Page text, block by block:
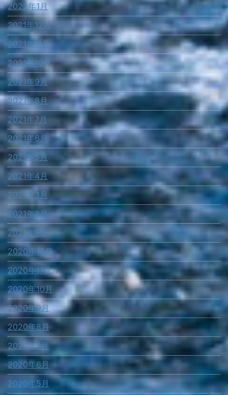
2022年1月
2021年12月
2021年11月
2021年10月
2021年9月
2021年8月
2021年7月
2021年6月
2021年5月
2021年4月
2021年3月
2021年2月
2021年1月
2020年12月
2020年11月
2020年10月
2020年9月
2020年8月
2020年7月
2020年6月
2020年5月